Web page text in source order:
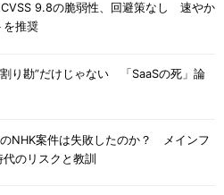
9.8の脆弱性、回避策なし 速やか
を推奨
割り勘”だけじゃない 「SaaSの死」論
NHK案件は失敗したのか？ メインフ
代のリスクと教訓